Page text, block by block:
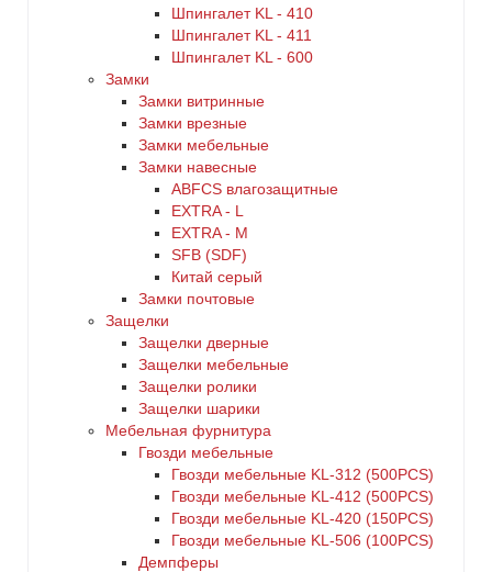
Шпингалет KL - 410
Шпингалет KL - 411
Шпингалет KL - 600
Замки
Замки витринные
Замки врезные
Замки мебельные
Замки навесные
ABFCS влагозащитные
EXTRA - L
EXTRA - М
SFB (SDF)
Китай серый
Замки почтовые
Защелки
Защелки дверные
Защелки мебельные
Защелки ролики
Защелки шарики
Мебельная фурнитура
Гвозди мебельные
Гвозди мебельные KL-312 (500PCS)
Гвозди мебельные KL-412 (500PCS)
Гвозди мебельные KL-420 (150PCS)
Гвозди мебельные KL-506 (100PCS)
Демпферы